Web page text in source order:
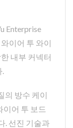
Enterprise
이어 투 와이
내부 커넥터
의 방수 케이
이어 투 보드
. 선진 기술과